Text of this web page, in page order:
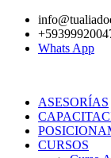
contenidoWhats App
ASESORÍAS
CURSOS